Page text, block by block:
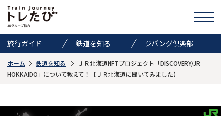
旅行ガイド 鉄道を知る ジパング倶楽部
きっぷ情報 ニュース イベント
ホーム 鉄道を知る
ＪＲ北海道NFTプロジェクト「DISCOVERY/JR
HOKKAIDO」について教えて！【ＪＲ北海道に聞いてみました】